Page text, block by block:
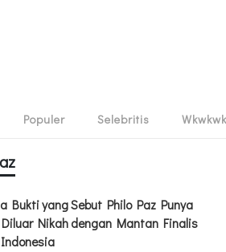
Populer Selebritis Wkwkwk
Bukti yang Sebut Philo Paz Punya
Nikah dengan Mantan Finalis